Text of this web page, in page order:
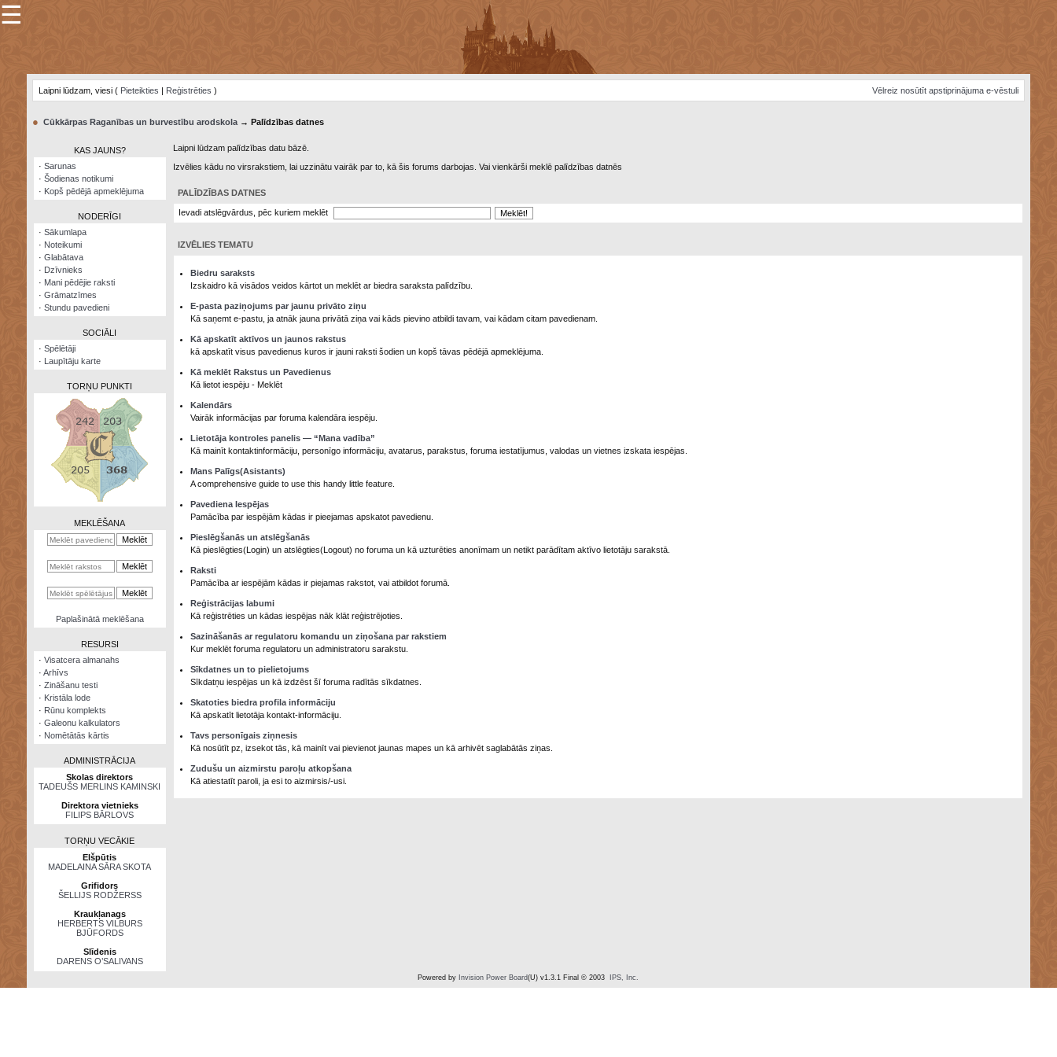
×
Šodienas
Visatcera
almanahs
kalkulators
☰
Laipni lūdzam, viesi ( Pieteikties | Reģistrēties ) Vēlreiz nosūtīt apstiprinājuma e-vēstuli
● Cūkkārpas Raganības un burvestību arodskola→ Palīdzības datnes
KAS JAUNS?
· Sarunas
· Šodienas notikumi
· Kopš pēdējā apmeklējuma
NODERĪGI
· Sākumlapa
· Noteikumi
· Glabātava
· Dzīvnieks
· Mani pēdējie raksti
· Grāmatzīmes
· Stundu pavedieni
SOCIĀLI
· Spēlētāji
· Laupītāju karte
TORŅU PUNKTI
MEKLĒŠANA
Paplašinātā meklēšana
RESURSI
· Visatcera almanahs
· Arhīvs
· Zināšanu testi
· Kristāla lode
· Rūnu komplekts
· Galeonu kalkulators
· Nomētātās kārtis
ADMINISTRĀCIJA
Skolas direktors
TADEUŠS MERLINS KAMINSKI
Direktora vietnieks
FILIPS BĀRLOVS
TORŅU VECĀKIE
Elšpūtis
MADELAINA SĀRA SKOTA
Grifidors
ŠELLIJS RODŽERSS
Kraukļanags
HERBERTS VILBURS
BJŪFORDS
Slīdenis
DARENS O’SALIVANS
Laipni lūdzam palīdzības datu bāzē.
Izvēlies kādu no virsrakstiem, lai uzzinātu vairāk par to, kā šis forums darbojas. Vai vienkārši meklē palīdzības datnēs
PALĪDZĪBAS DATNES
Ievadi atslēgvārdus, pēc kuriem meklēt
IZVĒLIES TEMATU
Biedru saraksts
Izskaidro kā visādos veidos kārtot un meklēt ar biedra saraksta palīdzību.
E-pasta paziņojums par jaunu privāto ziņu
Kā saņemt e-pastu, ja atnāk jauna privātā ziņa vai kāds pievino atbildi tavam, vai kādam citam pavedienam.
Kā apskatīt aktīvos un jaunos rakstus
kā apskatīt visus pavedienus kuros ir jauni raksti šodien un kopš tāvas pēdējā apmeklējuma.
Kā meklēt Rakstus un Pavedienus
Kā lietot iespēju - Meklēt
Kalendārs
Vairāk informācijas par foruma kalendāra iespēju.
Lietotāja kontroles panelis — “Mana vadība”
Kā mainīt kontaktinformāciju, personīgo informāciju, avatarus, parakstus, foruma iestatījumus, valodas un vietnes izskata iespējas.
Mans Palīgs(Asistants)
A comprehensive guide to use this handy little feature.
Pavediena Iespējas
Pamācība par iespējām kādas ir pieejamas apskatot pavedienu.
Pieslēgšanās un atslēgšanās
Kā pieslēgties(Login) un atslēgties(Logout) no foruma un kā uzturēties anonīmam un netikt parādītam aktīvo lietotāju sarakstā.
Raksti
Pamācība ar iespējām kādas ir piejamas rakstot, vai atbildot forumā.
Reģistrācijas labumi
Kā reģistrēties un kādas iespējas nāk klāt reģistrējoties.
Sazināšanās ar regulatoru komandu un ziņošana par rakstiem
Kur meklēt foruma regulatoru un administratoru sarakstu.
Sīkdatnes un to pielietojums
Sīkdatņu iespējas un kā izdzēst šī foruma radītās sīkdatnes.
Skatoties biedra profila informāciju
Kā apskatīt lietotāja kontakt-informāciju.
Tavs personīgais ziņnesis
Kā nosūtīt pz, izsekot tās, kā mainīt vai pievienot jaunas mapes un kā arhivēt saglabātās ziņas.
Zudušu un aizmirstu paroļu atkopšana
Kā atiestatīt paroli, ja esi to aizmirsis/-usi.
Powered by Invision Power Board(U) v1.3.1 Final © 2003 IPS, Inc.